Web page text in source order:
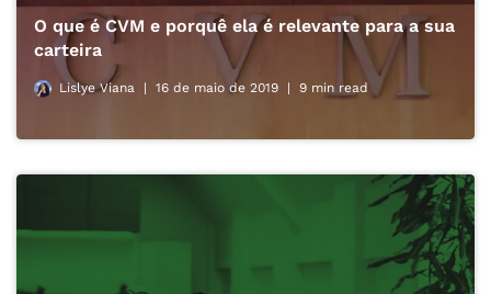
O que é CVM e porquê ela é relevante para a sua
carteira
Lislye Viana 16 de maio de 2019 9 min read